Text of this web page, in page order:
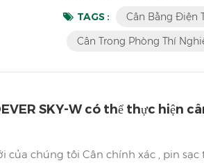
hiển thị đồng bộ giá trị
TAGS : Cân Bằng Điện
Cân Trong Phòng Thí
SKY-W có thể thực hiện
của chúng tôi Cân chính xác , pin